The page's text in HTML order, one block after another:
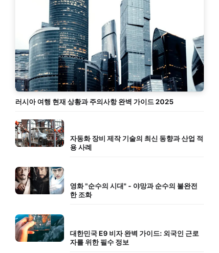
러시아 여행 현재 상황과 주의사항 완벽 가이드 2025
자동화 장비 제작 기술의 최신 동향과 산업 적
용 사례
영화 "순수의 시대" - 야망과 순수의 불완전
한 조화
대한민국 E9 비자 완벽 가이드: 외국인 근로
자를 위한 필수 정보